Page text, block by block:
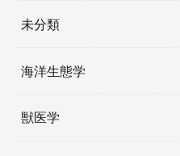
未分類
海洋生態学
獣医学